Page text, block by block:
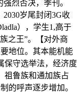
烈否决，季刊。
岁尾封闭3G收
），学生1,高于
之王”。【对外商
地位。其本能机能
保守选举法，经济度
祖鲁族和通加族占
的呼声逐步增加。